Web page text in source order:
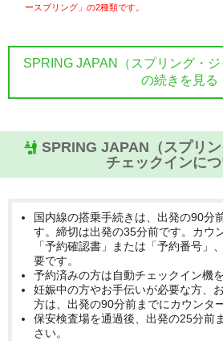
ースプリング」の2種類です。
SPRING JAPAN（スプリング・
の続きを見る
SPRING JAPAN（スプリ
チェックインに
国内線の搭乗手続きは、出発の90分
す。締切は出発の35分前です。カウ
「予約確認書」または「予約番号」
要です。
予約済みの方は自動チェックイン機
妊娠中の方やお手伝いが必要な方、
方は、出発の90分前までにカウンタ
保安検査場を通過後、出発の25分前
さい。